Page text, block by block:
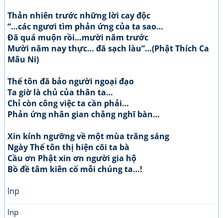
Thản nhiên trước những lời cay độc
“…các ngươi tìm phản ứng của ta sao…
Đã quá muộn rồi…mười năm trước
Mười năm nay thực… đã sạch làu”…(Phật Thích Ca
Mâu Ni)
Thế tôn đã bảo người ngoại đạo
Ta giờ là chủ của thân ta…
Chỉ còn công việc ta cần phải…
Phản ứng nhân gian chẳng nghĩ bàn…
Xin kính ngưỡng về một mùa trăng sáng
Ngày Thế tôn thị hiện cõi ta bà
Cầu ơn Phật xin ơn người gia hộ
Bồ đề tâm kiên cố mỗi chúng ta…!
lnp
lnp